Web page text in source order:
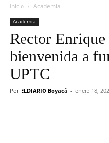
Inicio Academia
Academia
Rector Enrique
bienvenida a
UPTC
Por ELDIARIO Boyacá - enero 18,